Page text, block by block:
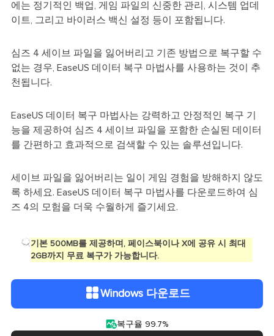
에는 정기적인 백업, 게임 파일의 신중한 관리, 시스템 업데
이트, 그리고 바이러스 백신 설정 등이 포함됩니다.
심즈 4 세이브 파일을 잃어버리고 기존 방법으로 복구할 수
없는 경우, EaseUS 데이터 복구 마법사를 사용하는 것이 추
천됩니다.
EaseUS 데이터 복구 마법사는 강력하고 안정적인 복구 기
능을 제공하여 심즈 4 세이브 파일을 포함한 손실된 데이터
를 간편하고 효과적으로 검색할 수 있는 솔루션입니다.
세이브 파일을 잃어버리는 일이 게임 경험을 방해하지 않도
록 하세요. EaseUS 데이터 복구 마법사를 다운로드하여 심
즈 4의 모험을 더욱 수월하게 즐기세요.
기본 500MB를 제공하며, 페이스북이나 X에 공유 시 최대
2GB까지 무료 복구가 가능합니다.
Windows 다운로드
복구율 99.7%